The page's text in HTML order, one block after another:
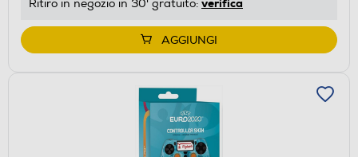
Ritiro in negozio in 30' gratuito: verifica
AGGIUNGI